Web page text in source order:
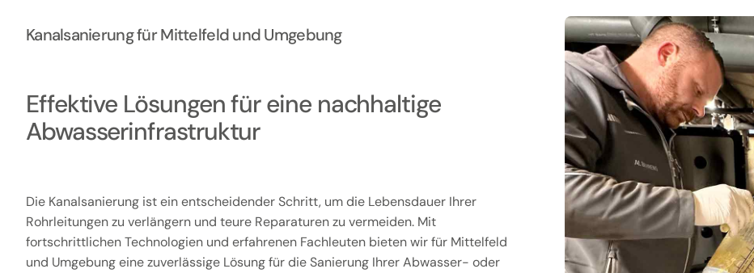
Kanalsanierung für Mittelfeld und Umgebung
Effektive Lösungen für eine nachhaltige
Abwasserinfrastruktur
Die Kanalsanierung ist ein entscheidender Schritt, um die Lebensdauer Ihrer
Rohrleitungen zu verlängern und teure Reparaturen zu vermeiden. Mit
fortschrittlichen Technologien und erfahrenen Fachleuten bieten wir für Mittelfeld
und Umgebung eine zuverlässige Lösung für die Sanierung Ihrer Abwasser- oder